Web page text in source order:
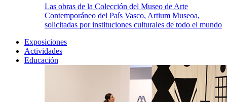
Las obras de la Colección del Museo de Arte
Contemporáneo del País Vasco, Artium Museoa,
solicitadas por instituciones culturales de todo el mundo
Exposiciones
Actividades
Educación